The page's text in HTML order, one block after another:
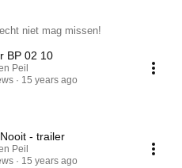
niet mag missen!
BP 02 10
Peil
15 years ago
- trailer
Peil
15 years ago